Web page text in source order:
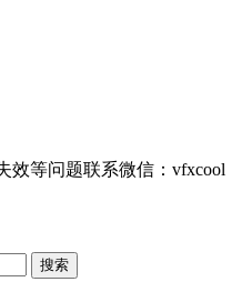
效等问题联系微信：vfxcool